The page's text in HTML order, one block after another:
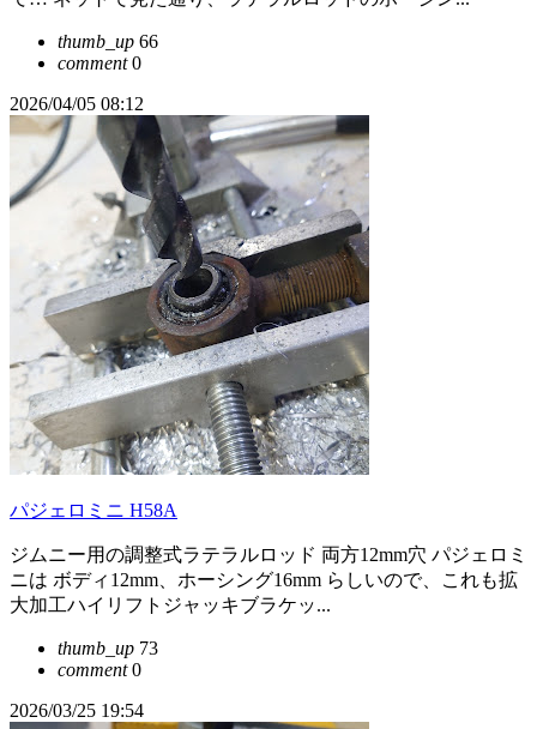
thumb_up 66
comment0
2026/04/05 08:12
パジェロミニ H58A
ジムニー用の調整式ラテラルロッド 両方12mm穴 パジェロミ
ニは ボディ12mm、ホーシング16mm らしいので、これも拡
大加工ハイリフトジャッキブラケッ...
thumb_up 73
comment0
2026/03/25 19:54